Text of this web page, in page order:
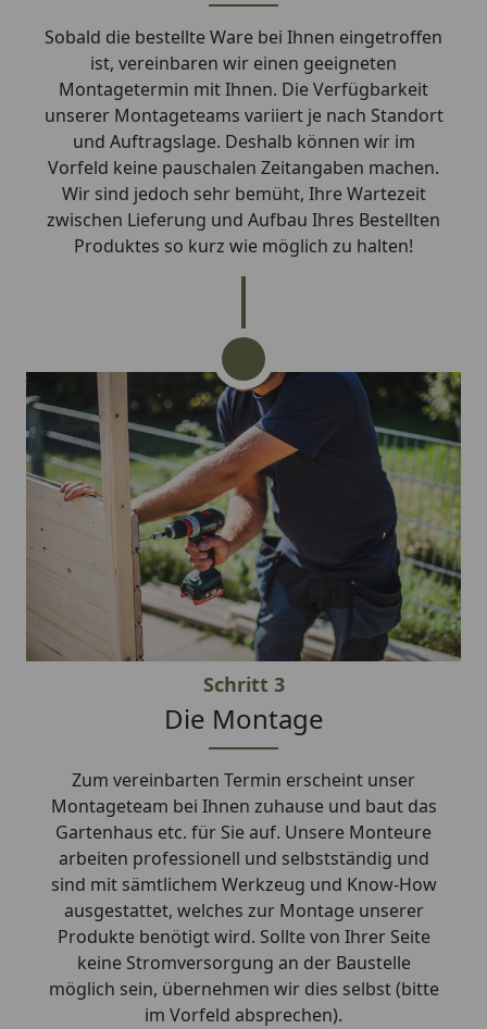
Sobald die bestellte Ware bei Ihnen eingetroffen
ist, vereinbaren wir einen geeigneten
Montagetermin mit Ihnen. Die Verfügbarkeit
unserer Montageteams variiert je nach Standort
und Auftragslage. Deshalb können wir im
Vorfeld keine pauschalen Zeitangaben machen.
Wir sind jedoch sehr bemüht, Ihre Wartezeit
zwischen Lieferung und Aufbau Ihres Bestellten
Produktes so kurz wie möglich zu halten!
Schritt 3
Die Montage
Zum vereinbarten Termin erscheint unser
Montageteam bei Ihnen zuhause und baut das
Gartenhaus etc. für Sie auf. Unsere Monteure
arbeiten professionell und selbstständig und
sind mit sämtlichem Werkzeug und Know-How
ausgestattet, welches zur Montage unserer
Produkte benötigt wird. Sollte von Ihrer Seite
keine Stromversorgung an der Baustelle
möglich sein, übernehmen wir dies selbst (bitte
im Vorfeld absprechen).